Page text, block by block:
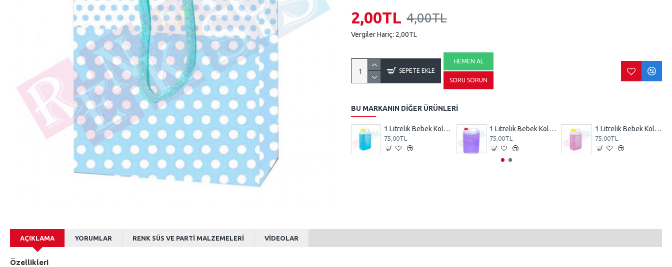
2,00TL 4,00TL
Vergiler Hariç: 2,00TL
SEPETE EKLE
HEMEN AL
SORU SORUN
BU MARKANIN DIĞER ÜRÜNLERI
1 Litrelik Bebek Kolonyası Mavi
75,00TL
1 Litrelik Bebek Kolonyası Mor
75,00TL
1 Litrelik Bebek Kolonyası Pembe
75,00TL
AÇIKLAMA YORUMLAR RENK SÜS VE PARTI MALZEMELERI VIDEOLAR
Özellikleri